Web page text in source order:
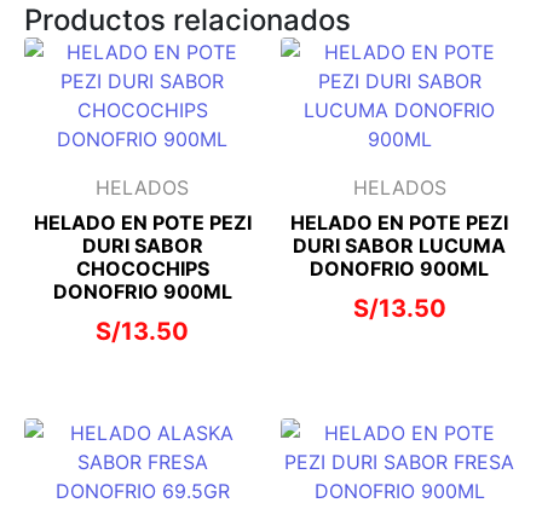
Productos relacionados
HELADOS
HELADO EN POTE PEZI
DURI SABOR
CHOCOCHIPS
DONOFRIO 900ML
S/13.50
HELADOS
HELADO EN POTE PEZI
DURI SABOR LUCUMA
DONOFRIO 900ML
S/13.50